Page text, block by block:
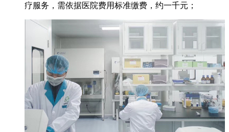
疗服务，需依据医院费用标准缴费，约一千元；